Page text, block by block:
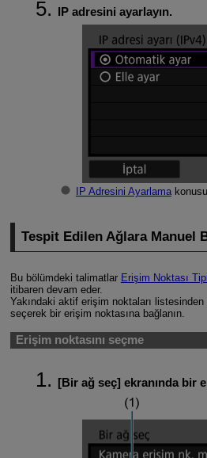
IP adresini ayarlayın.
IP Adresini Ayarlama
Tespit Edilen Ağlara Manuel
Bu bölümdeki talimatlar Erişim Noktası
itibaren devam eder.
Yakındaki aktif erişim noktaları listesinden
seçerek bir erişim noktasına bağlanın.
Erişim noktasını seçme
[Bir ağ seç] ekranında bir